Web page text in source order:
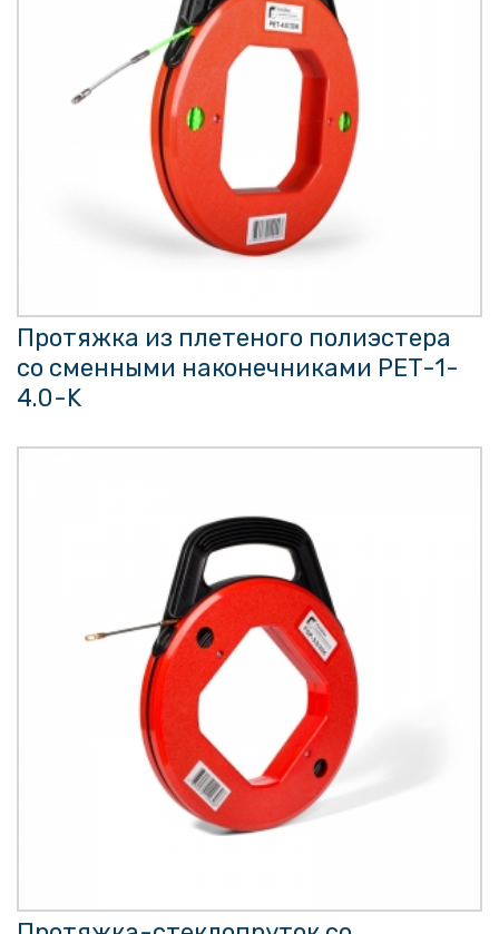
Протяжка из плетеного полиэстера
со сменными наконечниками PET-1-
4.0-K